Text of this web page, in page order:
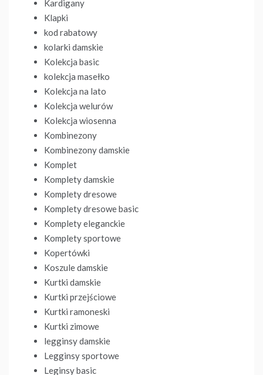
Kardigany
Klapki
kod rabatowy
kolarki damskie
Kolekcja basic
kolekcja masełko
Kolekcja na lato
Kolekcja welurów
Kolekcja wiosenna
Kombinezony
Kombinezony damskie
Komplet
Komplety damskie
Komplety dresowe
Komplety dresowe basic
Komplety eleganckie
Komplety sportowe
Kopertówki
Koszule damskie
Kurtki damskie
Kurtki przejściowe
Kurtki ramoneski
Kurtki zimowe
legginsy damskie
Legginsy sportowe
Leginsy basic